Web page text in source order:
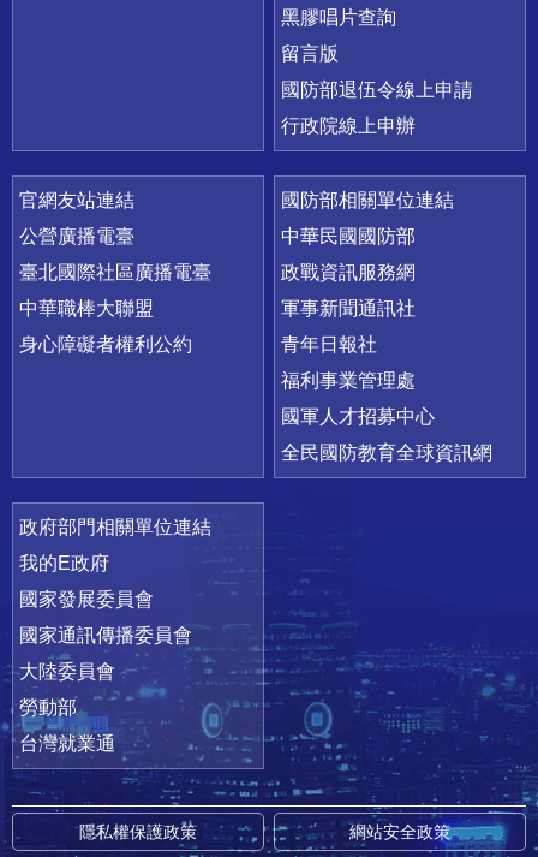
黑膠唱片查詢
留言版
國防部退伍令線上申請
行政院線上申辦
官網友站連結
公營廣播電臺
臺北國際社區廣播電臺
中華職棒大聯盟
身心障礙者權利公約
國防部相關單位連結
中華民國國防部
政戰資訊服務網
軍事新聞通訊社
青年日報社
福利事業管理處
國軍人才招募中心
全民國防教育全球資訊網
政府部門相關單位連結
我的E政府
國家發展委員會
國家通訊傳播委員會
大陸委員會
勞動部
台灣就業通
隱私權保護政策 網站安全政策